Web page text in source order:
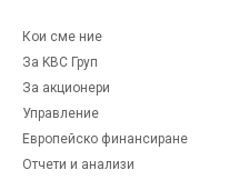
Кои сме ние
За KBC Груп
За акционери
Управление
Европейско финансиране
Отчети и анализи